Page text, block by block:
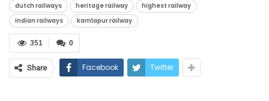
dutch railways
heritage railway
highest railway
indian railways
kamlapur railway
0
351
Share Facebook Twitter